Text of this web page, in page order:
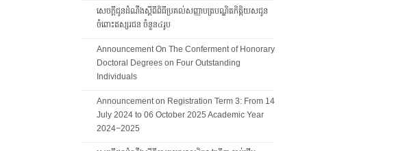
សេចក្តីជូនដំណឹងស្ដីពីពិធីប្រគល់សញ្ញាបត្របណ្ឌិតកិត្តិយសជូន
ចំពោះឥស្សរជន ចំនួន៤រូប
Announcement On The Conferment of Honorary
Doctoral Degrees on Four Outstanding
Individuals
Announcement on Registration Term 3: From 14
July 2024 to 06 October 2025 Academic Year
2024−2025